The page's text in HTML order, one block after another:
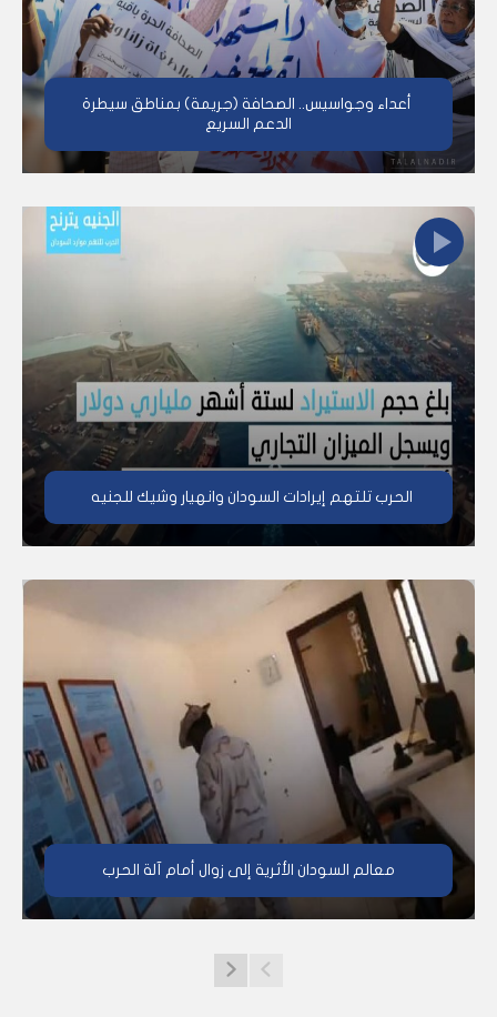
أعداء وجواسيس.. الصحافة (جريمة) بمناطق سيطرة
الدعم السريع
الحرب تلتهم إيرادات السودان وانهيار وشيك للجنيه
معالم السودان الأثرية إلى زوال أمام آلة الحرب